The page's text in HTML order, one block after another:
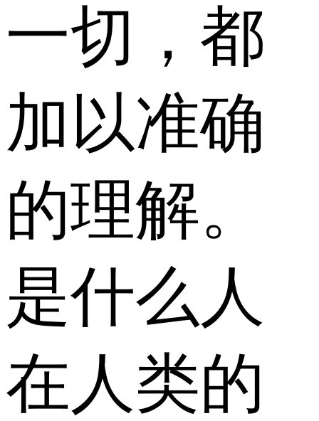
一切，都
加以准确
的理解。
是什么人
在人类的